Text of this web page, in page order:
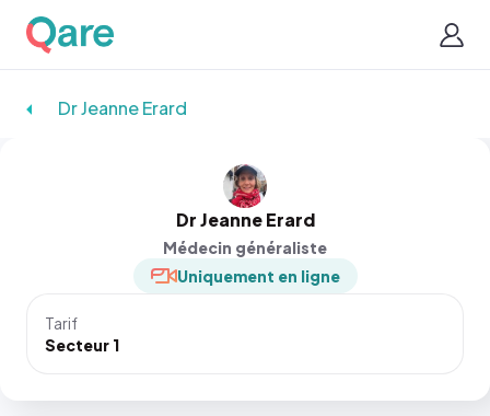
Dr Jeanne Erard
Dr Jeanne Erard
Médecin généraliste
Uniquement en ligne
Tarif
Secteur 1